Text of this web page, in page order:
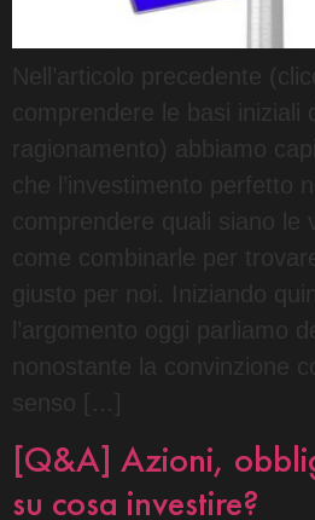
Nell’articolo precedente
comprendere le basi iniziali
ragionamento) abbiamo
che l’investimento perfetto
comprendere quali siano le
come combinarle per
giusto per noi. Iniziando
nonostante la convinzione
senso […]
[Q&A] Azioni,
su cosa investire?